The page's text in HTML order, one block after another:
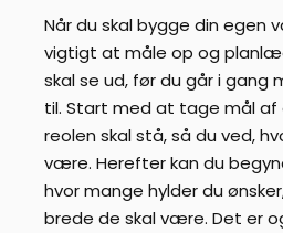
Når du skal bygge din egen
vigtigt at måle op og
skal se ud, før du går i
til. Start med at tage mål af
reolen skal stå, så du ved,
være. Herefter kan du
hvor mange hylder du
brede de skal være. Det er